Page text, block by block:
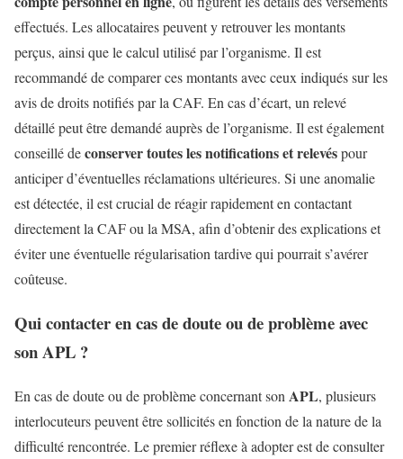
effectués. Les allocataires peuvent y retrouver les montants
perçus, ainsi que le calcul utilisé par l’organisme. Il est
recommandé de comparer ces montants avec ceux indiqués sur les
avis de droits notifiés par la CAF. En cas d’écart, un relevé
détaillé peut être demandé auprès de l’organisme. Il est également
conseillé deconserver toutes les notifications et relevéspour
anticiper d’éventuelles réclamations ultérieures. Si une anomalie
est détectée, il est crucial de réagir rapidement en contactant
directement la CAF ou la MSA, afin d’obtenir des explications et
éviter une éventuelle régularisation tardive qui pourrait s’avérer
coûteuse.
Qui contacter en cas de doute ou de problème avec
son APL ?
En cas de doute ou de problème concernant son APL, plusieurs
interlocuteurs peuvent être sollicités en fonction de la nature de la
difficulté rencontrée. Le premier réflexe à adopter est de consulter